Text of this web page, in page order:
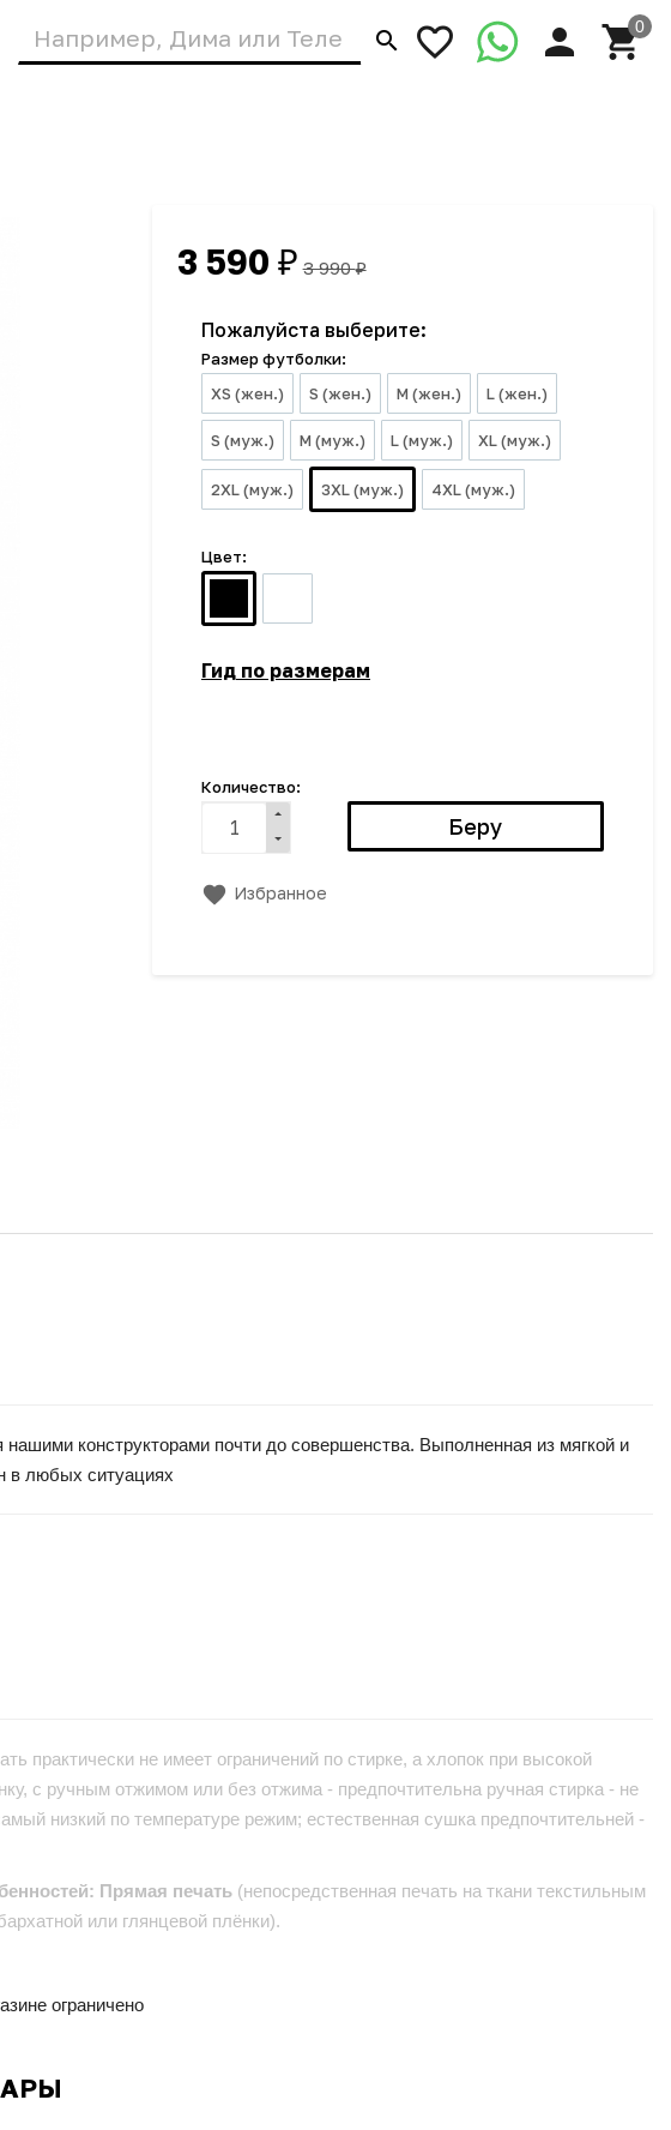
3 590 ₽ 3 990₽
Пожалуйста выберите:
Размер футболки:
XS (жен.)
S (жен.) M (жен.) L (жен.)
S (муж.) M (муж.) L (муж.) XL (муж.)
2XL (муж.) 3XL (муж.) 4XL (муж.)
Цвет:
Гид по размерам
Количество:
Избранное
конструкторами почти до совершенства. Выполненная из мягкой и
в любых ситуациях
практически не имеет ограничений по стирке, а хлопок при высокой
с ручным отжимом или без отжима - предпочтительна ручная стирка - не
низкий по температуре режим; естественная сушка предпочтительней -
Прямая печать (непосредственная печать на ткани текстильным
или глянцевой плёнки).
ограничено